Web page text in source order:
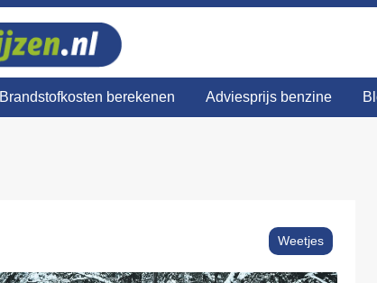
Brandstofkosten berekenen Adviesprijs benzine
Weetjes